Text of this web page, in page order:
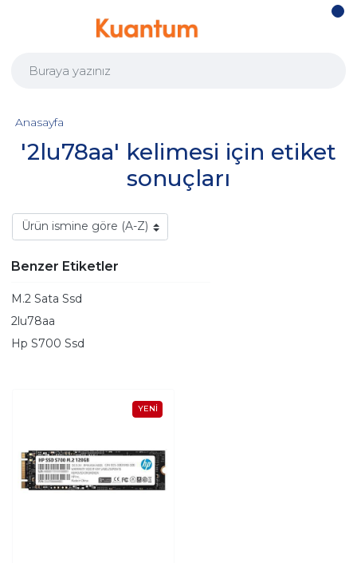
'2lu78aa' kelimesi için etiket
sonuçları
Anasayfa
Benzer Etiketler
M.2 Sata Ssd
2lu78aa
Hp S700 Ssd